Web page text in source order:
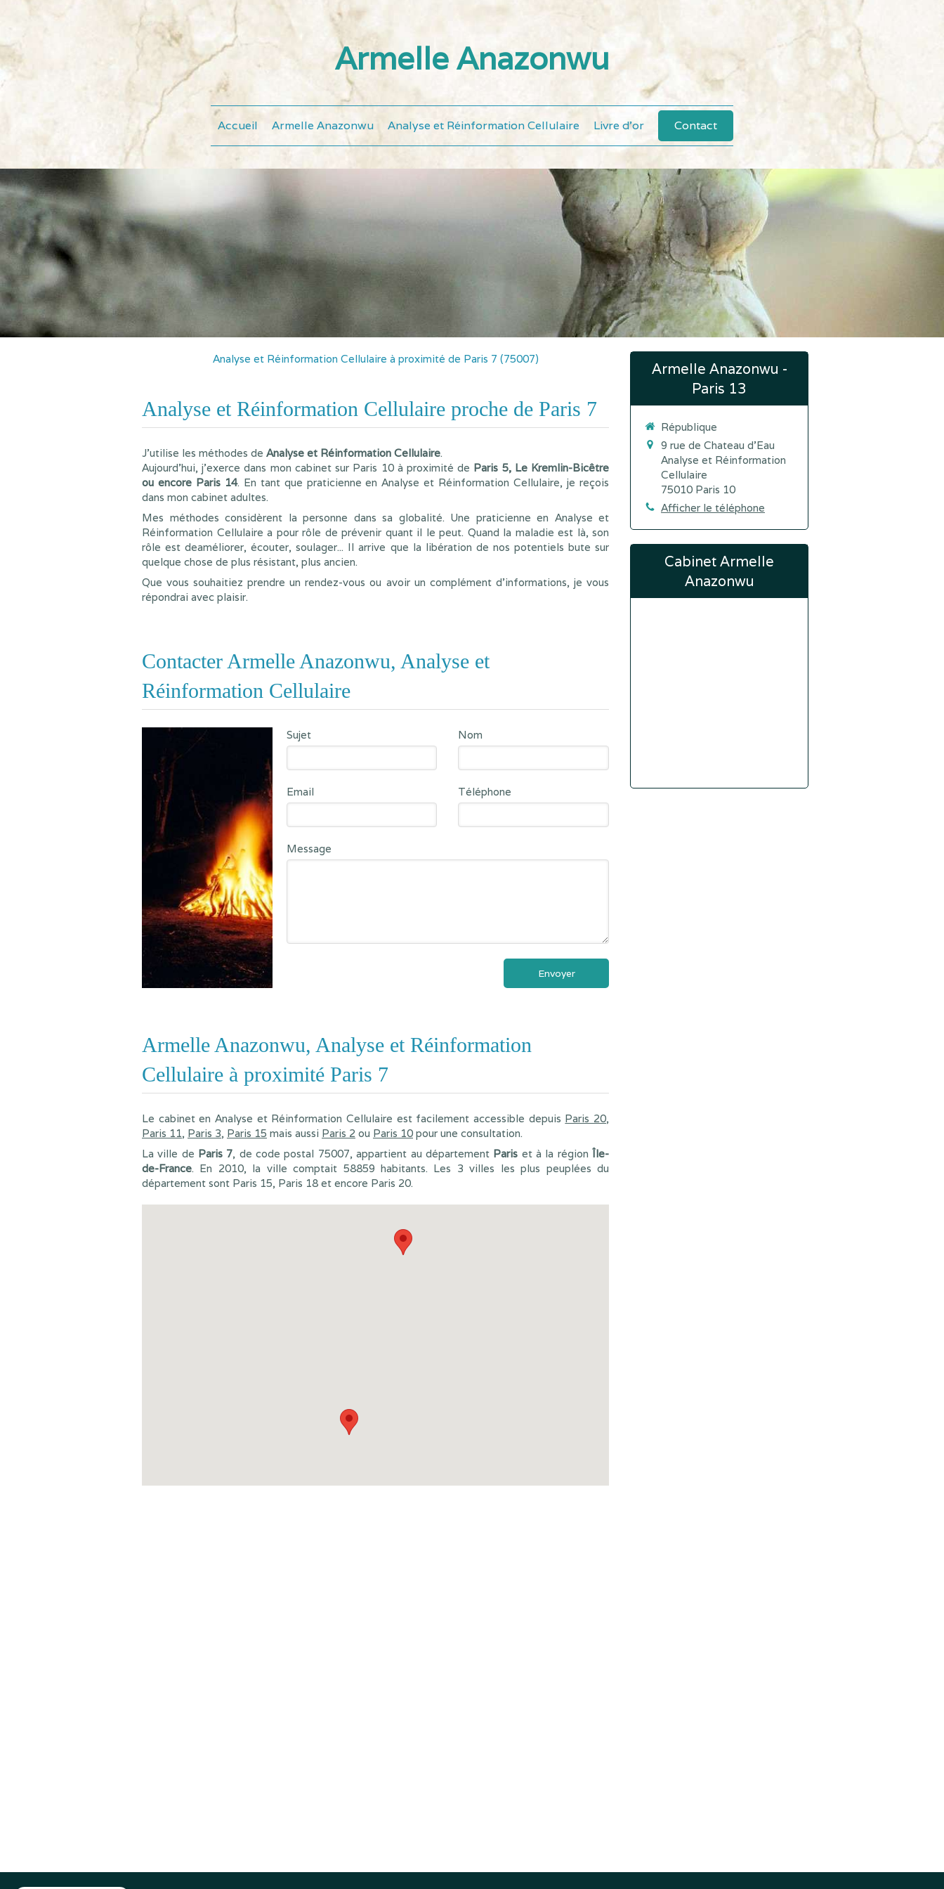
Armelle Anazonwu
Accueil Armelle Anazonwu Analyse et Réinformation Cellulaire Livre d'or Contact
Analyse et Réinformation Cellulaire à proximité de Paris 7 (75007)
Analyse et Réinformation Cellulaire proche de Paris 7
J'utilise les méthodes de Analyse et Réinformation Cellulaire.
Aujourd'hui, j'exerce dans mon cabinet sur Paris 10 à proximité de Paris 5, Le Kremlin-Bicêtre
ou encore Paris 14. En tant que praticienne en Analyse et Réinformation Cellulaire, je reçois
dans mon cabinet adultes.
Mes méthodes considèrent la personne dans sa globalité. Une praticienne en Analyse et
Réinformation Cellulaire a pour rôle de prévenir quant il le peut. Quand la maladie est là, son
rôle est deaméliorer, écouter, soulager... Il arrive que la libération de nos potentiels bute sur
quelque chose de plus résistant, plus ancien.
Que vous souhaitiez prendre un rendez-vous ou avoir un complément d'informations, je vous
répondrai avec plaisir.
Contacter Armelle Anazonwu, Analyse et
Réinformation Cellulaire
Sujet Nom
Email Téléphone
Message
Envoyer
Armelle Anazonwu, Analyse et Réinformation
Cellulaire à proximité Paris 7
Le cabinet en Analyse et Réinformation Cellulaire est facilement accessible depuis Paris 20,
Paris 11, Paris 3, Paris 15 mais aussi Paris 2 ou Paris 10 pour une consultation.
La ville de Paris 7, de code postal 75007, appartient au département Paris et à la régionÎle-
de-France. En 2010, la ville comptait 58859 habitants. Les 3 villes les plus peuplées du
département sont Paris 15, Paris 18 et encore Paris 20.
Armelle Anazonwu -
Paris 13
République
9 rue de Chateau d'Eau
Analyse et Réinformation
Cellulaire
75010 Paris 10
Afficher le téléphone
Cabinet Armelle
Anazonwu